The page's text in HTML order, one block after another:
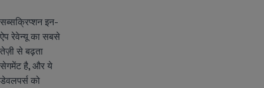
सब्सक्रिप्शन इन-
ऐप रेवेन्यू का सबसे
तेज़ी से बढ़ता
सेगमेंट है, और ये
डेवलपर्स को